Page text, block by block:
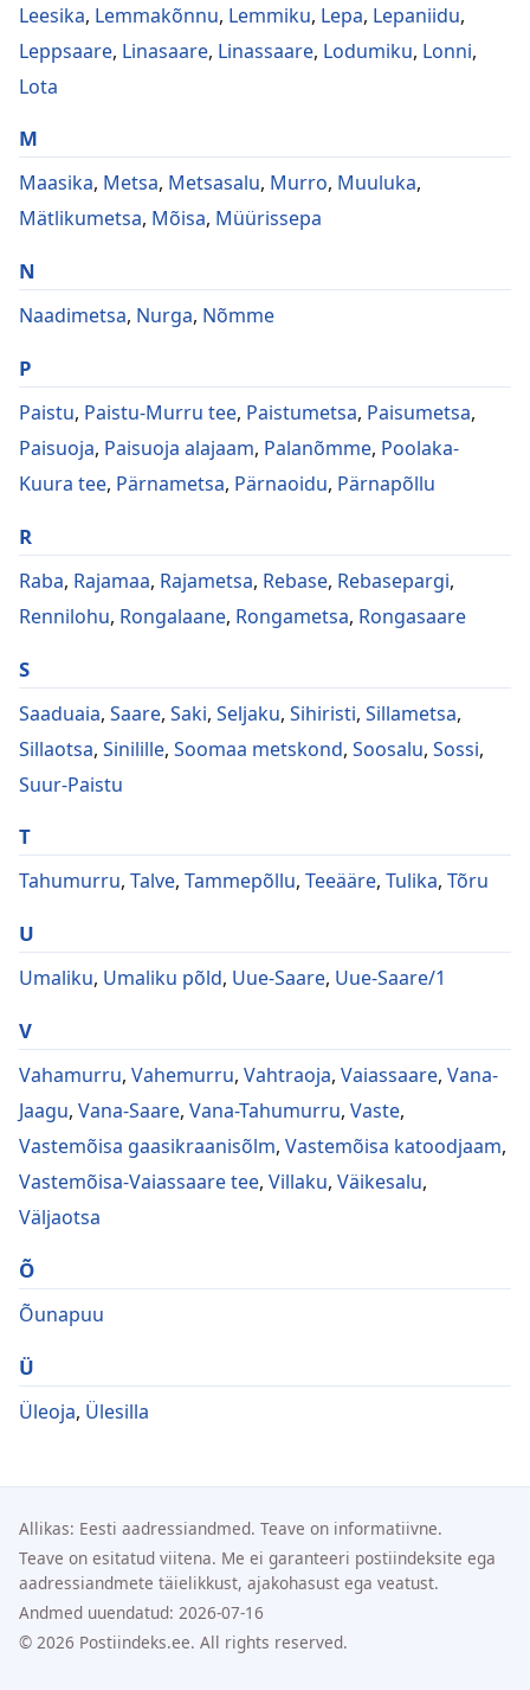
Leesika, Lemmakõnnu, Lemmiku, Lepa, Lepaniidu,
Leppsaare, Linasaare, Linassaare, Lodumiku, Lonni,
Lota
M
Maasika, Metsa, Metsasalu, Murro, Muuluka,
Mätlikumetsa, Mõisa, Müürissepa
N
Naadimetsa, Nurga, Nõmme
P
Paistu, Paistu-Murru tee, Paistumetsa, Paisumetsa,
Paisuoja, Paisuoja alajaam, Palanõmme, Poolaka-
Kuura tee, Pärnametsa, Pärnaoidu, Pärnapõllu
R
Raba, Rajamaa, Rajametsa, Rebase, Rebasepargi,
Rennilohu, Rongalaane, Rongametsa, Rongasaare
S
Saaduaia, Saare, Saki, Seljaku, Sihiristi, Sillametsa,
Sillaotsa, Sinilille, Soomaa metskond, Soosalu, Sossi,
Suur-Paistu
T
Tahumurru, Talve, Tammepõllu, Teeääre, Tulika, Tõru
U
Umaliku, Umaliku põld, Uue-Saare, Uue-Saare/1
V
Vahamurru, Vahemurru, Vahtraoja, Vaiassaare, Vana-
Jaagu, Vana-Saare, Vana-Tahumurru, Vaste,
Vastemõisa gaasikraanisõlm, Vastemõisa katoodjaam,
Vastemõisa-Vaiassaare tee, Villaku, Väikesalu,
Väljaotsa
Õ
Õunapuu
Ü
Üleoja, Ülesilla
Allikas: Eesti aadressiandmed. Teave on informatiivne.
Teave on esitatud viitena. Me ei garanteeri postiindeksite ega
aadressiandmete täielikkust, ajakohasust ega veatust.
Andmed uuendatud: 2026-07-16
© 2026 Postiindeks.ee. All rights reserved.